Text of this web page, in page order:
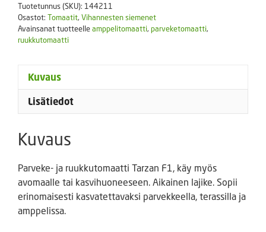
määrä
Tuotetunnus (SKU): 144211
Osastot: Tomaatit, Vihannesten siemenet
Avainsanat tuotteelleamppelitomaatti, parveketomaatti,
ruukkutomaatti
Kuvaus
Lisätiedot
Kuvaus
Parveke- ja ruukkutomaatti Tarzan F1, käy myös
avomaalle tai kasvihuoneeseen. Aikainen lajike. Sopii
erinomaisesti kasvatettavaksi parvekkeella, terassilla ja
amppelissa.